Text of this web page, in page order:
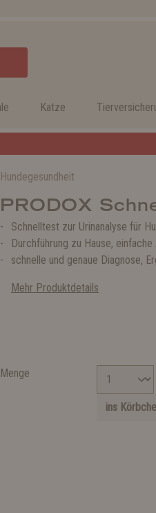
Katze
Hundegesundheit
PRODOX
Schnelltest zur Urinanalyse für
Durchführung zu Hause, einfache
schnelle und genaue Diagnose,
Mehr Produktdetails
Menge
ins